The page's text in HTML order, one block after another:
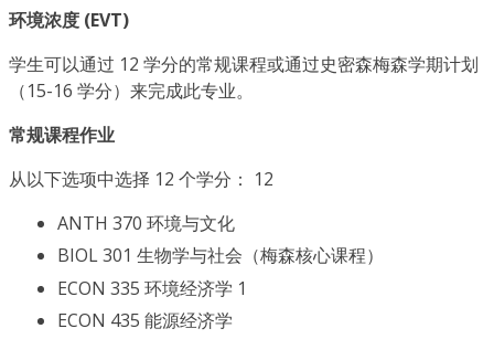
环境浓度 (EVT)
学生可以通过 12 学分的常规课程或通过史密森梅森学期计划
（15-16 学分）来完成此专业。
常规课程作业
从以下选项中选择 12 个学分： 12
ANTH 370 环境与文化
BIOL 301 生物学与社会（梅森核心课程）
ECON 335 环境经济学 1
ECON 435 能源经济学